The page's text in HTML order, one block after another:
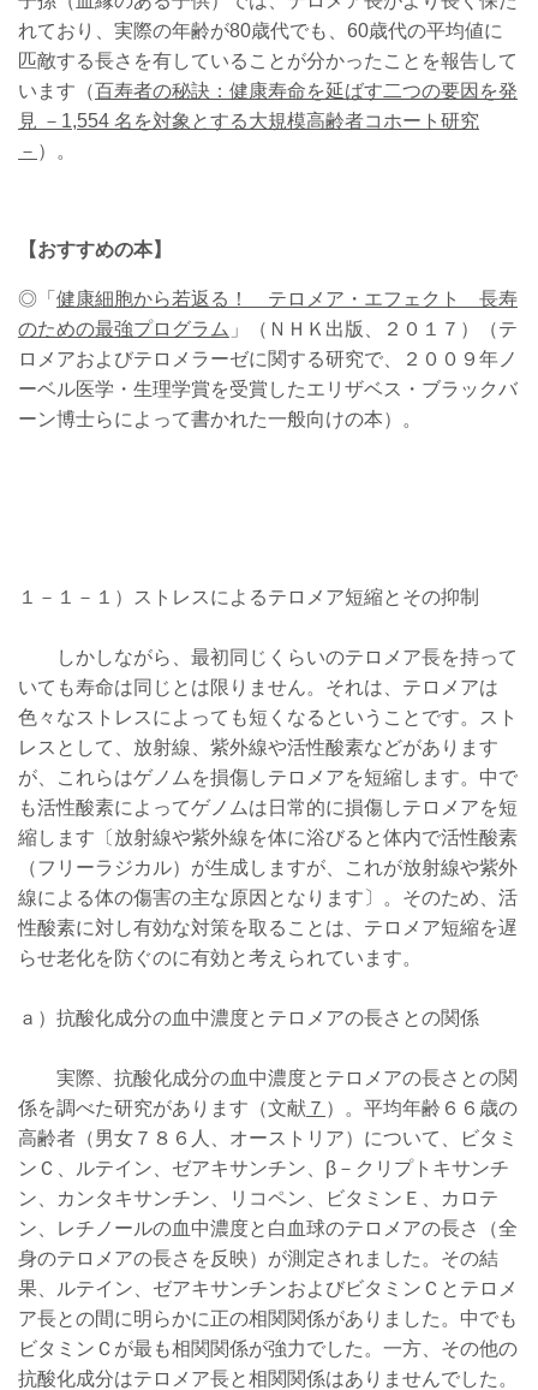
れており、実際の年齢が80歳代でも、60歳代の平均値に
匹敵する長さを有していることが分かったことを報告して
います（百寿者の秘訣：健康寿命を延ばす二つの要因を発
見 －1,554 名を対象とする大規模高齢者コホート研究
－ ）。
【おすすめの本】
◎ 「 健康細胞から若返る！ テロメア・エフェク ト 長寿
のための最強プログラム 」（ＮＨＫ出版、２０１７）（テ
ロメアおよびテロメラーゼに関する研究で、２００９年ノ
ーベル医学・生理学賞を受賞したエリザベス・ブラックバ
ーン博士らによって書かれた一般向けの本）。
１－１－１）ストレスによるテロメア短縮とその抑制
しかしながら、最初同じくらいのテロメア長を持って
いても寿命は同じとは限りません。それは、テロメアは
色々なストレスによっても短くなるということです。スト
レスとして、放射線、紫外線や活性酸素などがあります
が、これらはゲノムを損傷しテロメアを短縮します。中で
も活性酸素によってゲノムは日常的に損傷しテロメアを短
縮します〔放射線や紫外線を体に浴びると体内で活性酸素
（フリーラジカル）が生成しますが、これが放射線や紫外
線による体の傷害の主な原因となります〕。そのため、活
性酸素に対し有効な対策を取ることは、テロメア短縮を遅
らせ老化を防ぐのに有効と考えられています。
ａ）抗酸化成分の血中濃度とテロメアの長さとの関係
実際、抗酸化成分の血中濃度とテロメアの長さとの関
係を調べた研究があります（文献 ７ ）。平均年齢６６歳の
高齢者（男女７８６人、オーストリア）について、ビタミ
ンＣ、ルテイン、ゼアキサンチン、β－クリプトキサンチ
ン、カンタキサンチン、リコペン、ビタミンＥ、カロテ
ン、レチノールの血中濃度と白血球のテロメアの長さ（全
身のテロメアの長さを反映）が測定されました。その結
果、ルテイン、ゼアキサンチンおよびビタミンＣとテロメ
ア長との間に明らかに正の相関関係がありました。中でも
ビタミンＣが最も相関関係が強力でした。一方、その他の
抗酸化成分はテロメア長と相関関係はありませんでした。